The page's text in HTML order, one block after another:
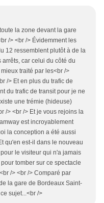
la zone devant la gare
/> <br /> Évidemment les
12 ressemblent plutôt à de la
car celui du côté du
traité par les<br />
/> Et en plus du trafic de
du trafic de transit pour je ne
une trémie (hideuse)
/> <br /> Et je vous rejoins la
est incroyablement
la conception a été aussi
qu'en est-il dans le nouveau
le visiteur qui n'a jamais
tomber sur ce spectacle
/> <br /> Comparé par
la gare de Bordeaux Saint-
sujet...<br />